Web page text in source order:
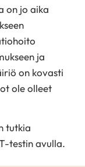
on jo aika
ja
on kovasti
ole olleet
tutkia
testin avulla.